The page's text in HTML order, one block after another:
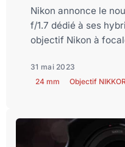
Nikon annonce le
f/1.7 dédié à ses
objectif Nikon à
31 mai 2023
24 mm
Objectif NIKKOR